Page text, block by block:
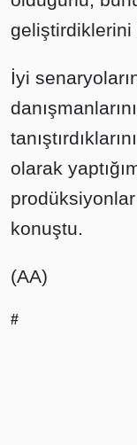
geliştirdiklerini
İyi
olarak
konuştu.
(AA)
#